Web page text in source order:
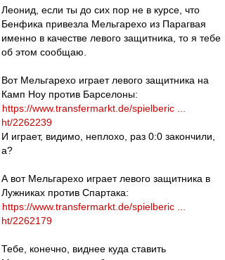
Леонид, если ты до сих пор не в курсе, что
Бенфика привезла Мельгарехо из Парагвая
именно в качестве левого защитника, то я тебе
об этом сообщаю.
Вот Мельгарехо играет левого защитника на
Камп Ноу против Барселоны:
https://www.transfermarkt.de/spielberic ...
ht/2262239
И играет, видимо, неплохо, раз 0:0 закончили,
а?
А вот Мельгарехо играет левого защитника в
Лужниках против Спартака:
https://www.transfermarkt.de/spielberic ...
ht/2262179
Тебе, конечно, виднее куда ставить